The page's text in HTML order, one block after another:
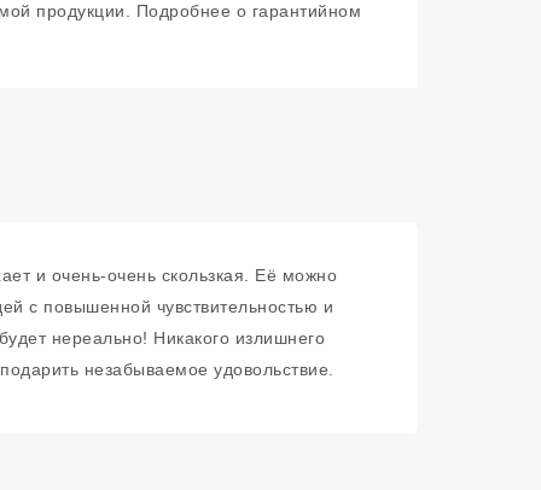
продукции. Подробнее о гарантийном
и очень-очень скользкая. Её можно
с повышенной чувствительностью и
нереально! Никакого излишнего
незабываемое удовольствие.